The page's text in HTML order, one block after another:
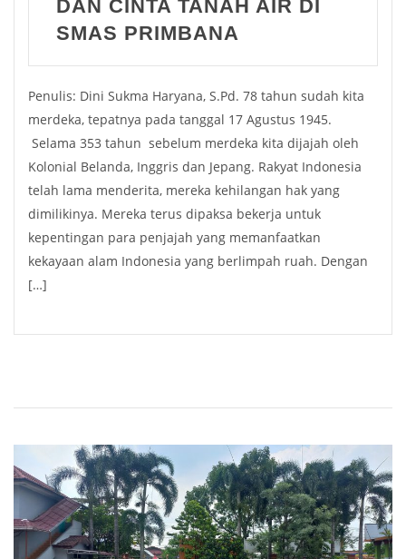
DAN CINTA TANAH AIR DI
SMAS PRIMBANA
Penulis: Dini Sukma Haryana, S.Pd. 78 tahun sudah kita
merdeka, tepatnya pada tanggal 17 Agustus 1945.
Selama 353 tahun sebelum merdeka kita dijajah oleh
Kolonial Belanda, Inggris dan Jepang. Rakyat Indonesia
telah lama menderita, mereka kehilangan hak yang
dimilikinya. Mereka terus dipaksa bekerja untuk
kepentingan para penjajah yang memanfaatkan
kekayaan alam Indonesia yang berlimpah ruah. Dengan
[…]